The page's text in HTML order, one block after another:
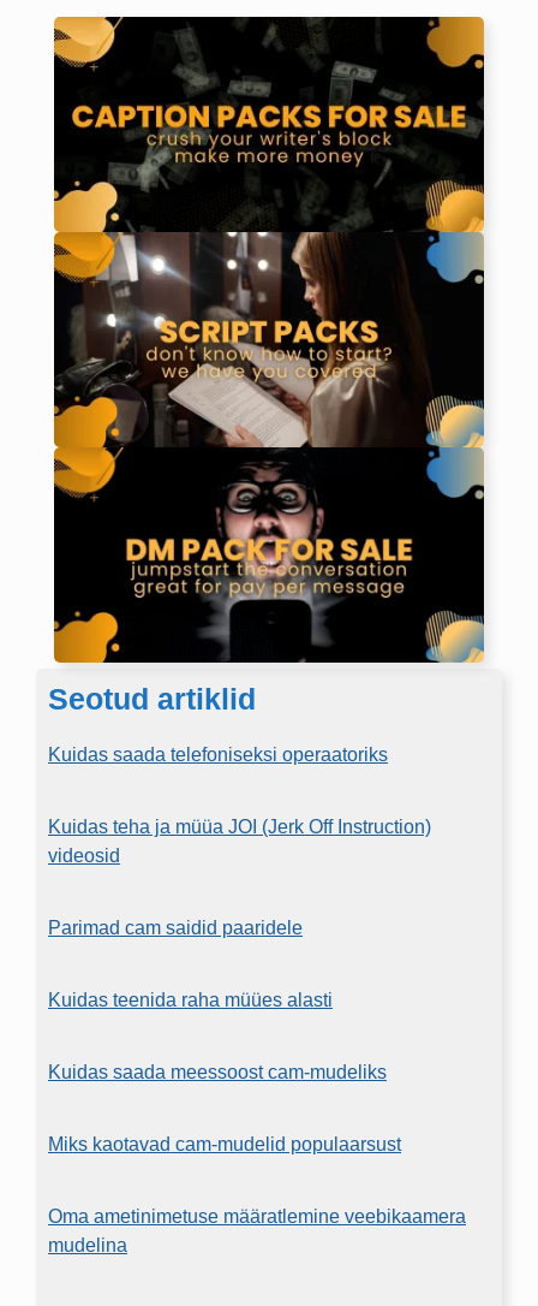
Seotud artiklid
Kuidas saada telefoniseksi operaatoriks
Kuidas teha ja müüa JOI (Jerk Off Instruction)
videosid
Parimad cam saidid paaridele
Kuidas teenida raha müües alasti
Kuidas saada meessoost cam-mudeliks
Miks kaotavad cam-mudelid populaarsust
Oma ametinimetuse määratlemine veebikaamera
mudelina